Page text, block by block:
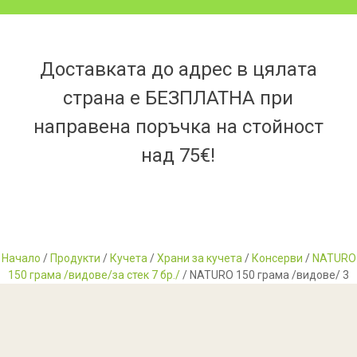
Доставката до адрес в цялата
страна е БЕЗПЛАТНА при
направена поръчка на стойност
над 75€!
Начало / Продукти / Кучета /Храни за кучета / Консерви / NATURO
150 грама /видове/за стек 7 бр.// NATURO 150 грама /видове/ 3